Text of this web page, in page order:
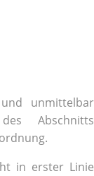
unmittelbar
Abschnitts
in erster Linie